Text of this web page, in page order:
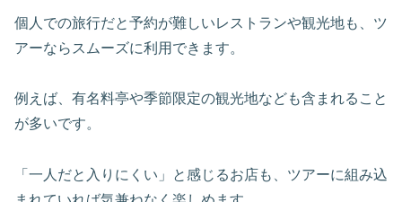
個人での旅行だと予約が難しいレストランや観光地も、ツ
アーならスムーズに利用できます。
例えば、有名料亭や季節限定の観光地なども含まれること
が多いです。
「一人だと入りにくい」と感じるお店も、ツアーに組み込